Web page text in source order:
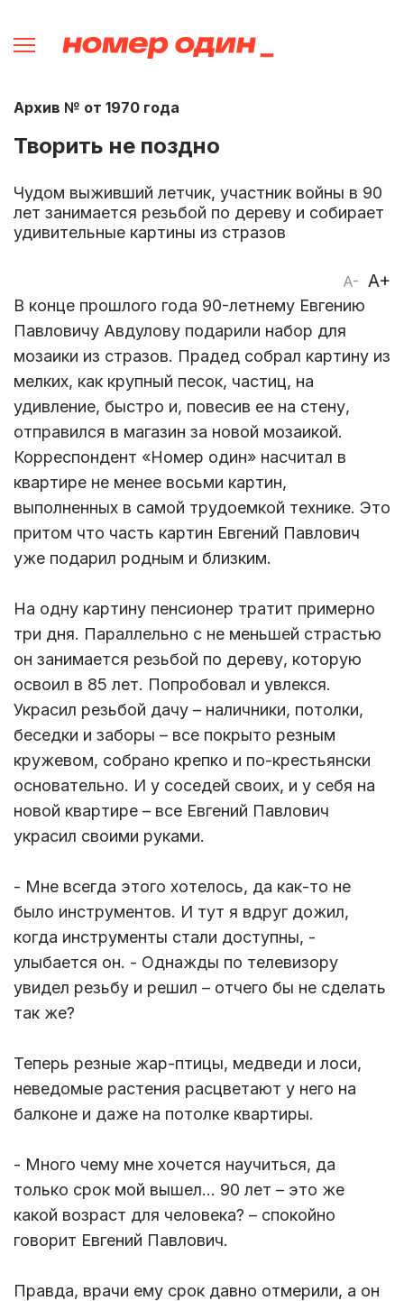
Архив № от 1970 года
Творить не поздно
Чудом выживший летчик, участник войны в 90
лет занимается резьбой по дереву и собирает
удивительные картины из стразов
A- A+
В конце прошлого года 90-летнему Евгению
Павловичу Авдулову подарили набор для
мозаики из стразов. Прадед собрал картину из
мелких, как крупный песок, частиц, на
удивление, быстро и, повесив ее на стену,
отправился в магазин за новой мозаикой.
Корреспондент «Номер один» насчитал в
квартире не менее восьми картин,
выполненных в самой трудоемкой технике. Это
притом что часть картин Евгений Павлович
уже подарил родным и близким.
На одну картину пенсионер тратит примерно
три дня. Параллельно с не меньшей страстью
он занимается резьбой по дереву, которую
освоил в 85 лет. Попробовал и увлекся.
Украсил резьбой дачу – наличники, потолки,
беседки и заборы – все покрыто резным
кружевом, собрано крепко и по-крестьянски
основательно. И у соседей своих, и у себя на
новой квартире – все Евгений Павлович
украсил своими руками.
- Мне всегда этого хотелось, да как-то не
было инструментов. И тут я вдруг дожил,
когда инструменты стали доступны, -
улыбается он. - Однажды по телевизору
увидел резьбу и решил – отчего бы не сделать
так же?
Теперь резные жар-птицы, медведи и лоси,
неведомые растения расцветают у него на
балконе и даже на потолке квартиры.
- Много чему мне хочется научиться, да
только срок мой вышел… 90 лет – это же
какой возраст для человека? – спокойно
говорит Евгений Павлович.
Правда, врачи ему срок давно отмерили, а он